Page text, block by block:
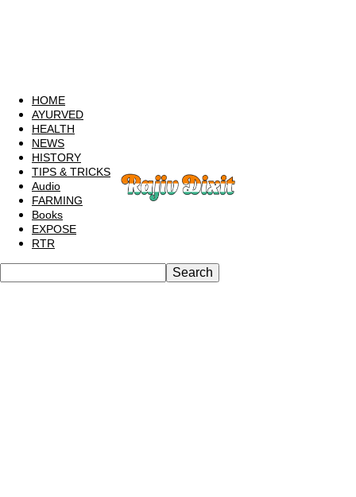
HOME
AYURVED
HEALTH
NEWS
HISTORY
TIPS & TRICKS
Audio
FARMING
Books
EXPOSE
RTR